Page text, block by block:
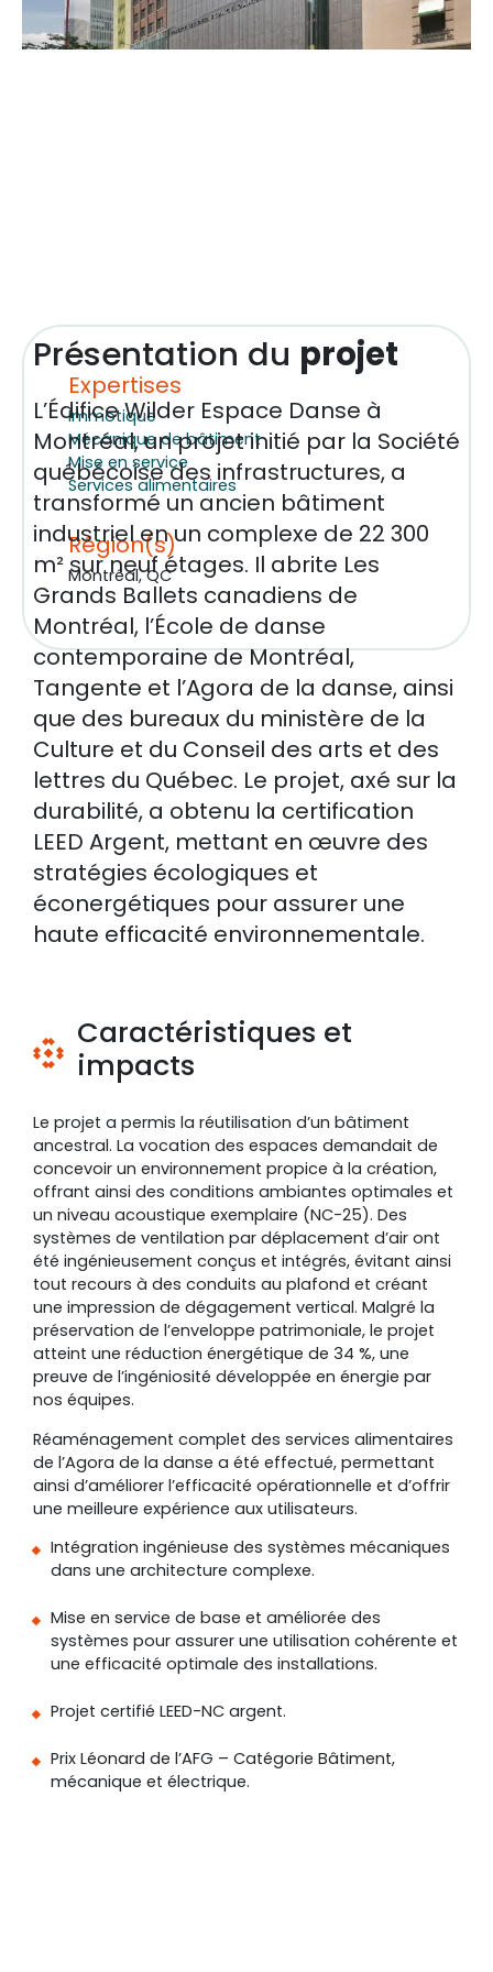
Présentation du projet
L’Édifice Wilder Espace Danse à
Montréal, un projet initié par la Société
québécoise des infrastructures, a
transformé un ancien bâtiment
industriel en un complexe de 22 300
m² sur neuf étages. Il abrite Les
Grands Ballets canadiens de
Montréal, l’École de danse
contemporaine de Montréal,
Tangente et l’Agora de la danse, ainsi
que des bureaux du ministère de la
Culture et du Conseil des arts et des
lettres du Québec. Le projet, axé sur la
durabilité, a obtenu la certification
LEED Argent, mettant en œuvre des
stratégies écologiques et
éconergétiques pour assurer une
haute efficacité environnementale.
Caractéristiques et
impacts
Le projet a permis la réutilisation d’un bâtiment
ancestral. La vocation des espaces demandait de
concevoir un environnement propice à la création,
offrant ainsi des conditions ambiantes optimales et
un niveau acoustique exemplaire (NC-25). Des
systèmes de ventilation par déplacement d’air ont
été ingénieusement conçus et intégrés, évitant ainsi
tout recours à des conduits au plafond et créant
une impression de dégagement vertical. Malgré la
préservation de l’enveloppe patrimoniale, le projet
atteint une réduction énergétique de 34 %, une
preuve de l’ingéniosité développée en énergie par
nos équipes.
Réaménagement complet des services alimentaires
de l’Agora de la danse a été effectué, permettant
ainsi d’améliorer l’efficacité opérationnelle et d’offrir
une meilleure expérience aux utilisateurs.
Intégration ingénieuse des systèmes mécaniques
dans une architecture complexe.
Mise en service de base et améliorée des
systèmes pour assurer une utilisation cohérente et
une efficacité optimale des installations.
Projet certifié LEED-NC argent.
Prix Léonard de l’AFG – Catégorie Bâtiment,
mécanique et électrique.
Expertises
Immotique
Mécanique de bâtiment
Mise en service
Services alimentaires
Région(s)
Montréal, QC